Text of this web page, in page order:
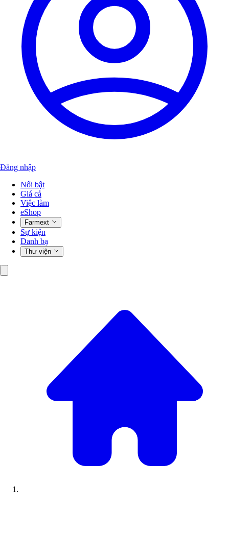
Đăng nhập
Nổi bật
Giá cả
Việc làm
eShop
Farmext
Sự kiện
Danh bạ
Thư viện